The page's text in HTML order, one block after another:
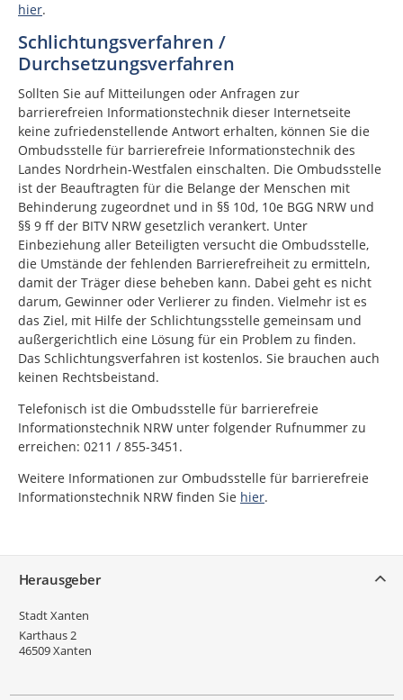
hier.
Schlichtungsverfahren /
Durchsetzungsverfahren
Sollten Sie auf Mitteilungen oder Anfragen zur
barrierefreien Informationstechnik dieser Internetseite
keine zufriedenstellende Antwort erhalten, können Sie die
Ombudsstelle für barrierefreie Informationstechnik des
Landes Nordrhein-Westfalen einschalten. Die Ombudsstelle
ist der Beauftragten für die Belange der Menschen mit
Behinderung zugeordnet und in §§ 10d, 10e BGG NRW und
§§ 9 ff der BITV NRW gesetzlich verankert. Unter
Einbeziehung aller Beteiligten versucht die Ombudsstelle,
die Umstände der fehlenden Barrierefreiheit zu ermitteln,
damit der Träger diese beheben kann. Dabei geht es nicht
darum, Gewinner oder Verlierer zu finden. Vielmehr ist es
das Ziel, mit Hilfe der Schlichtungsstelle gemeinsam und
außergerichtlich eine Lösung für ein Problem zu finden.
Das Schlichtungsverfahren ist kostenlos. Sie brauchen auch
keinen Rechtsbeistand.
Telefonisch ist die Ombudsstelle für barrierefreie
Informationstechnik NRW unter folgender Rufnummer zu
erreichen: 0211 / 855-3451.
Weitere Informationen zur Ombudsstelle für barrierefreie
Informationstechnik NRW finden Sie hier.
Herausgeber
Stadt Xanten
Karthaus 2
46509Xanten